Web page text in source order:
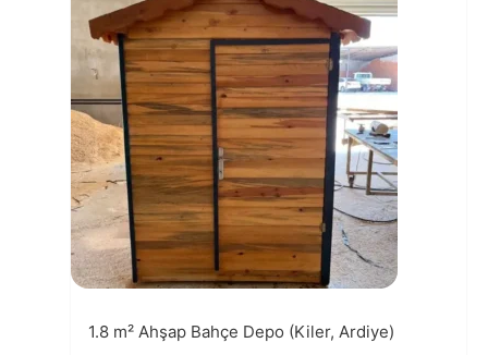
1.8 m² Ahşap Bahçe Depo (Kiler, Ardiye)